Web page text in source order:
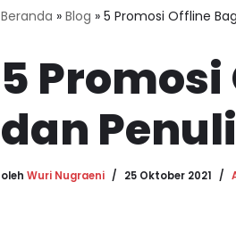
Beranda » Blog » 5 Promosi Offline
5
dan
oleh Wuri Nugraeni 25 Oktober 2021